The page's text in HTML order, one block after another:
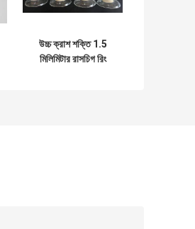
উচ্চ ক্রাশ শক্তি 1.5
মিলিমিটার রাসচিগ রিং